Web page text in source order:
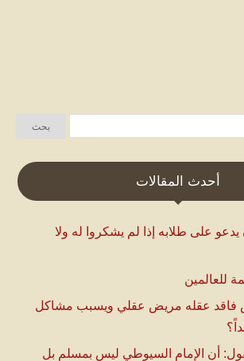
أحدث المقالات
على طلابه إذا لم يشكروا له ولا
للعالمين
عقله مريض عقلي ويسبب مشاكل
أن الإمام السيوطي ليس بمسلم بل